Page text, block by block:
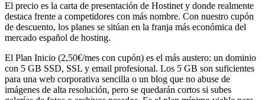
El precio es la carta de presentación de Hostinet y donde realmente
destaca frente a competidores con más nombre. Con nuestro cupón
de descuento, los planes se sitúan en la franja más económica del
mercado español de hosting.
El Plan Inicio (2,50€/mes con cupón) es el más austero: un dominio
con 5 GB SSD, SSL y email profesional. Los 5 GB son suficientes
para una web corporativa sencilla o un blog que no abuse de
imágenes de alta resolución, pero se quedarán cortos si subes